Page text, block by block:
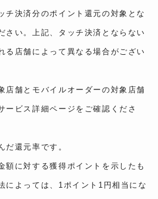
チ決済分のポイント還元の対象とな
さい。上記、タッチ決済とならない
る店舗によって異なる場合がござい
店舗とモバイルオーダーの対象店舗
ービス詳細ページをご確認くださ
還元率です。
に対する獲得ポイントを示したも
によっては、1ポイント1円相当にな